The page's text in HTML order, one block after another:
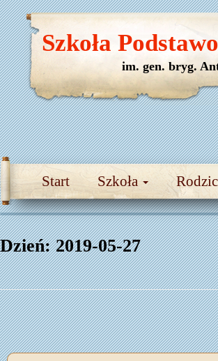
Start Szkoła
Szkoła
im. gen. bryg.
Dzień:2019-05-27